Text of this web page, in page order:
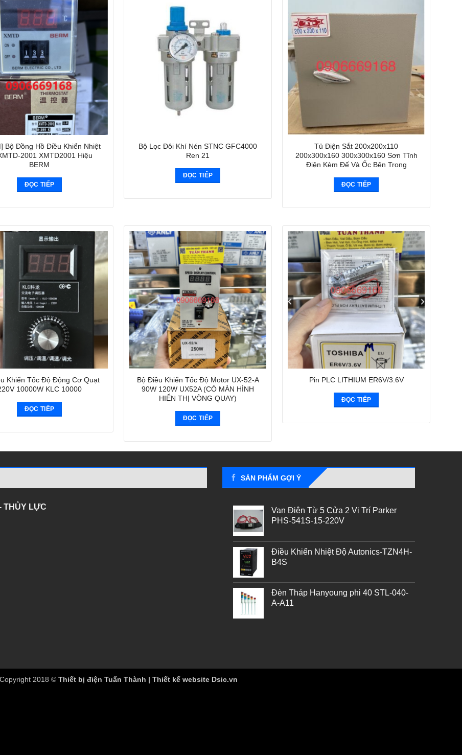
Bộ Đồng Hồ Điều Khiển Nhiệt
2001 XMTD2001 Hiệu
BERM
ĐỌC TIẾP
Bộ Lọc Đôi Khí Nén STNC GFC4000
Ren 21
ĐỌC TIẾP
Tủ Điện Sắt 200x200x110
200x300x160 300x300x160 Sơn Tĩnh
Điện Kèm Đế Và Ốc Bên Trong
ĐỌC TIẾP
Khiển Tốc Độ Động Cơ Quạt
10000W KLC 10000
ĐỌC TIẾP
Bộ Điều Khiển Tốc Độ Motor UX-52-A
90W 120W UX52A (CÓ MÀN HÌNH
HIỂN THỊ VÒNG QUAY)
ĐỌC TIẾP
Pin PLC LITHIUM ER6V/3.6V
ĐỌC TIẾP
THỦY LỰC
SẢN PHẨM GỢI Ý
Van Điện Từ 5 Cửa 2 Vị Trí Parker
PHS-541S-15-220V
Điều Khiển Nhiệt Độ Autonics-TZN4H-
B4S
Đèn Tháp Hanyoung phi 40 STL-040-
A-A11
Copyright 2018 © Thiết bị điện Tuấn Thành | Thiết kế website Dsic.vn